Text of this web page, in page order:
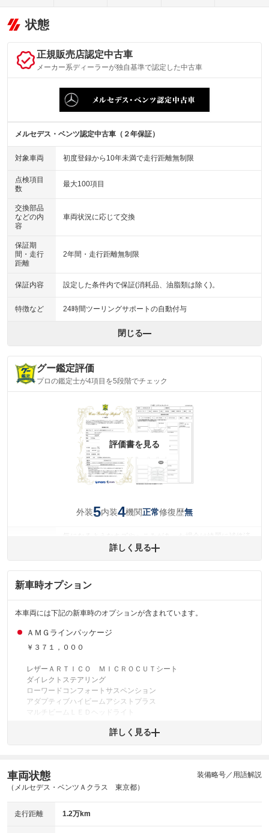
状態
正規販売店認定中古車
メーカー系ディーラーが独自基準で認定した中古車
メルセデス・ベンツ認定中古車（２年保証）
対象車両 初度登録から10年未満で走行距離無制限
点検項目
数
最大100項目
交換部品
などの内
容
車両状況に応じて交換
保証期
間・走行
距離
2年間・走行距離無制限
保証内容 設定した条件内で保証(消耗品、油脂類は除く)。
特徴など 24時間ツーリングサポートの自動付与
閉じる
グー鑑定評価
プロの鑑定士が4項目を5段階でチェック
評価書を見る
外装5内装4機関正常修復歴無
みですが、 小さなキズやヘコミが残っている場合もありま
内装
気になる汚れ等が、部分的にあります。
機関 主要機関に不具合はありません。
※グー鑑定は保証サービスではございません。購入時は必ず現車をご確認
下さい。
※実際にお渡しするコンディションチェックシートにつきましては、形式
および表示項目が異なる場合がございます。
※グー鑑定の評価はあくまでも記載している鑑定日の鑑定結果となりま
詳しく見る
新車時オプション
本車両には下記の新車時のオプションが含まれています。
ＡＭＧラインパッケージ
￥３７１，０００
レザーＡＲＴＩＣＯ ＭＩＣＲＯＣＵＴシート
ダイレクトステアリング
ローワードコンフォートサスペンション
アダプティブハイビームアシストプラス
マルチビームＬＥＤヘッドライト
スポーツブレーキシステム
１８インチＡＭＧアルミホイール
スポーティエンジンサウンド
詳しく見る
車両状態
（メルセデス・ベンツＡクラス 東京都）
装備略号／用語解説
走行距離 1.2万km